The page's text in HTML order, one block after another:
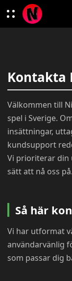
Kontakta
Välkommen till
spel i Sverige.
insättningar,
kundsupport
Vi prioriterar din
sätt att nå oss på.
Så här
Vi har utformat
användarvänlig
som passar dig